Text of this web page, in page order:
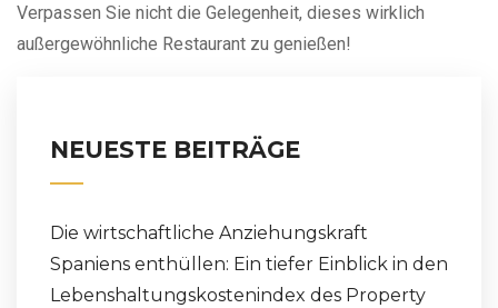
Verpassen Sie nicht die Gelegenheit, dieses wirklich
außergewöhnliche Restaurant zu genießen!
NEUESTE BEITRÄGE
Die wirtschaftliche Anziehungskraft
Spaniens enthüllen: Ein tiefer Einblick in den
Lebenshaltungskostenindex des Property